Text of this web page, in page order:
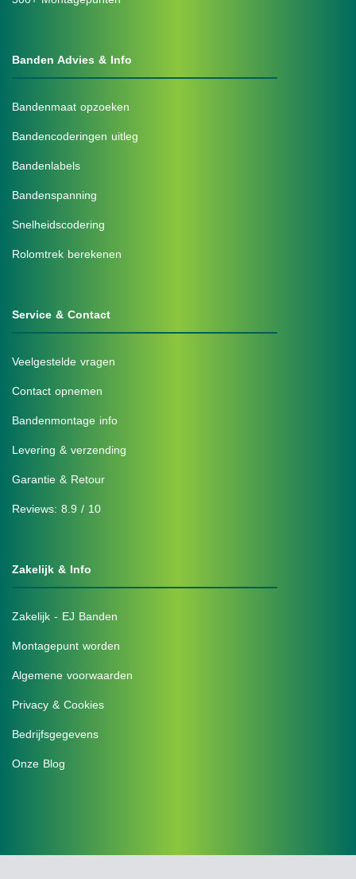
Banden Advies & Info
Bandenmaat opzoeken
Bandencoderingen uitleg
Bandenlabels
Bandenspanning
Snelheidscodering
Rolomtrek berekenen
Service & Contact
Veelgestelde vragen
Contact opnemen
Bandenmontage info
Levering & verzending
Garantie & Retour
Reviews: 8.9 / 10
Zakelijk & Info
Zakelijk - EJ Banden
Montagepunt worden
Algemene voorwaarden
Privacy & Cookies
Bedrijfsgegevens
Onze Blog